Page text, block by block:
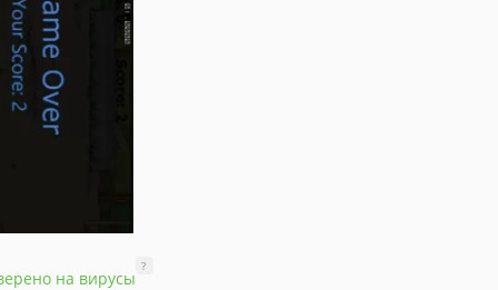
на вирусы
?